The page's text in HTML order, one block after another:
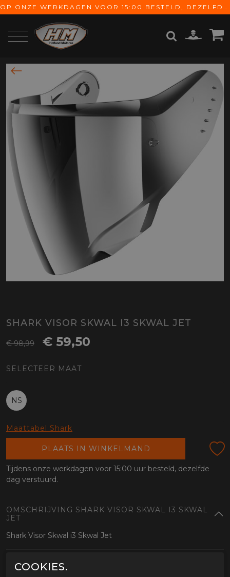
OP ONZE WERKDAGEN VOOR 15:00 BESTELD, DEZELFDE DAG VERZONDEN! GRATIS VERZENDING VANAF € 65,-
ZOEKEN
SHARK VISOR SKWAL I3 SKWAL JET
€ 98,99 € 59,50
SELECTEER MAAT
NS
Maattabel Shark
PLAATS IN WINKELMAND
Tijdens onze werkdagen voor 15:00 uur besteld, dezelfde
dag verstuurd.
OMSCHRIJVING SHARK VISOR SKWAL I3 SKWAL
JET
Shark Visor Skwal i3 Skwal Jet
SPECIFICATIES SHARK VISOR SKWAL I3 SKWAL
JETCOOKIES.